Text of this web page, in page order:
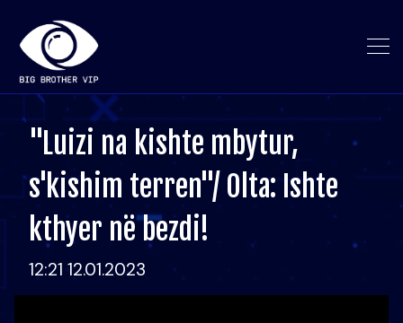
"Luizi na kishte mbytur,
s'kishim terren"/ Olta: Ishte
kthyer në bezdi!
12:21 12.01.2023